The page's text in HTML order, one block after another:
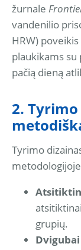
žurnale
vandenilio
HRW)
plaukikams
pačią dieną
2.
Tyrimo
grupių.